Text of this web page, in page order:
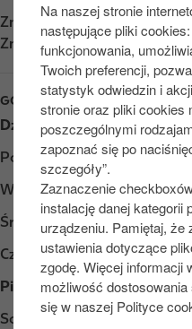
Na naszej stronie
następujące pliki
funkcjonowania,
Twoich preferencji,
statystyk odwiedzin i
stronie oraz pliki cookies
poszczególnymi
zapoznać się po
szczegóły”.
Zaznaczenie
instalację danej kategorii
urządzeniu. Pamiętaj,
ustawienia dotyczące
zgodę. Więcej informacji
możliwość
się w naszej Polityce
Znajdź nas naApp Store
Znajdź nas na Google Play
GODZINY OTWARCIA
Dzień
Poniedziałek
Wtorek
Środa
Czwartek
Piątek
Sobota